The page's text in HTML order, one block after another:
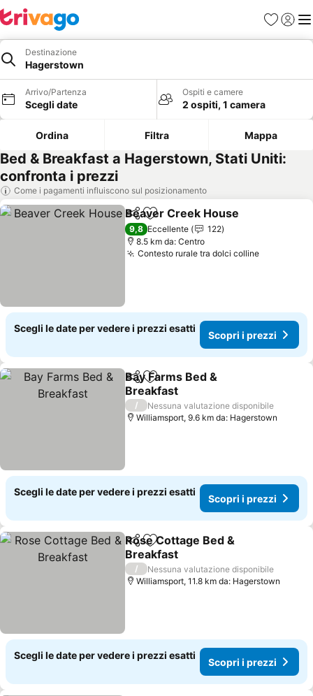
PreferitiAccedi
Destinazione
Hagerstown
Arrivo/Partenza
Scegli date
Ospiti e camere
2 ospiti, 1 camera
Ordina Filtra Mappa
Bed & Breakfast a Hagerstown, Stati Uniti:
confronta i prezzi
Come i pagamenti influiscono sul posizionamento
CondividiAggiungi ai preferiti
Beaver Creek House
9,8 Eccellente
122
8.5 km da: Centro
Contesto rurale tra dolci colline
Scegli le date per vedere i prezzi esatti
Scopri i prezzi
CondividiAggiungi ai preferiti
Bay Farms Bed &
Breakfast
/
Nessuna valutazione disponibile
Williamsport, 9.6 km da: Hagerstown
Scegli le date per vedere i prezzi esatti
Scopri i prezzi
CondividiAggiungi ai preferiti
Rose Cottage Bed &
Breakfast
/
Nessuna valutazione disponibile
Williamsport, 11.8 km da: Hagerstown
Scegli le date per vedere i prezzi esatti
Scopri i prezzi